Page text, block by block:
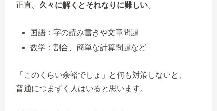
正直、 久々に解くとそれなりに難しい。
国語：字の読み書きや文章問題
数学：割合、簡単な計算問題など
「このくらい余裕でしょ」と何も対策しないと、
普通につまずく人はいると思います。